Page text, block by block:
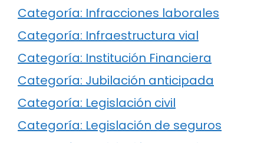
Categoría: Infracciones laborales
Categoría: Infraestructura vial
Categoría: Institución Financiera
Categoría: Jubilación anticipada
Categoría: Legislación civil
Categoría: Legislación de seguros